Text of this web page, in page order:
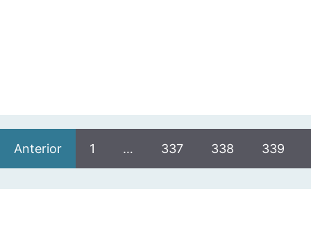
Anterior 1 … 337 338 339